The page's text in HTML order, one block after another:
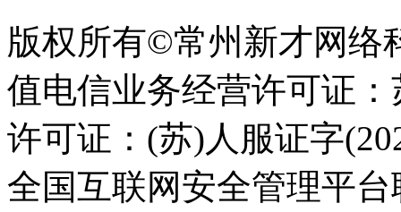
版权所有©常州新才网络
值电信业务经营许可证
许可证：(苏)人服证字
全国互联网安全管理平